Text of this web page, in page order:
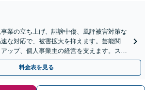
事業の立ち上げ、誹謗中傷、風評被害対策な
な対応で、被害拡大を抑えます。芸能関
ップ、個人事業主の経営を支えます。スポ
応可。【表参道駅から徒歩3分】
料金表を見る